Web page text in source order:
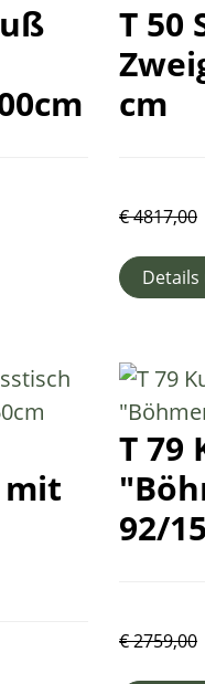
T 50
cm
€4817,00
Details
mit
T 79
92/
€2759,00